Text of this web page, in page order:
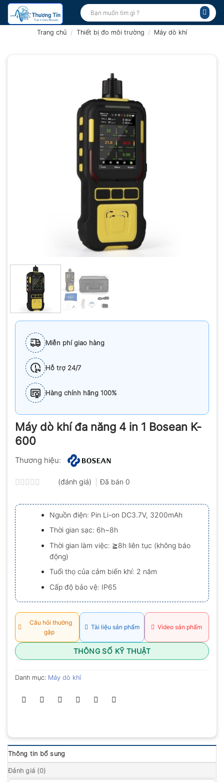
Bỏ
qua
Tìm
kiếm:
Trang chủ / Thiết bị đo môi trường / Máy dò khí
Miễn phí giao hàng
Hỗ trợ 24/7
Hàng chính hãng 100%
Máy dò khí đa năng 4 in 1 Bosean K-
600
Thương hiệu:
xếp
hạng
0.0
5
sao
(đánh giá) Đã bán 0
Nguồn điện: Pin Li-on DC3.7V, 3200mAh
Thời gian sạc: 6h~8h
Thời gian làm việc: ≧8h liên tục (không báo
động)
Tuổi thọ của cảm biến khí: 2 năm
Cấp độ bảo vệ: IP65
Câu hỏi thường
gặp
Tài liệu sản phẩm Video sản phẩm
THÔNG SỐ KỸ THUẬT
Danh mục: Máy dò khí
Thông tin bổ sung
Đánh giá (0)